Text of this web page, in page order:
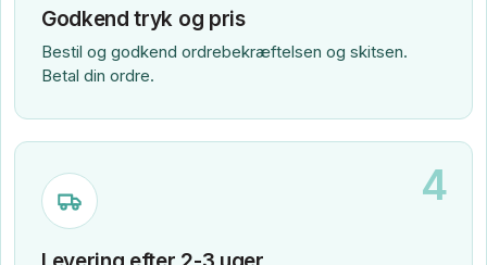
Godkend tryk og pris
Bestil og godkend ordrebekræftelsen og skitsen.
Betal din ordre.
4